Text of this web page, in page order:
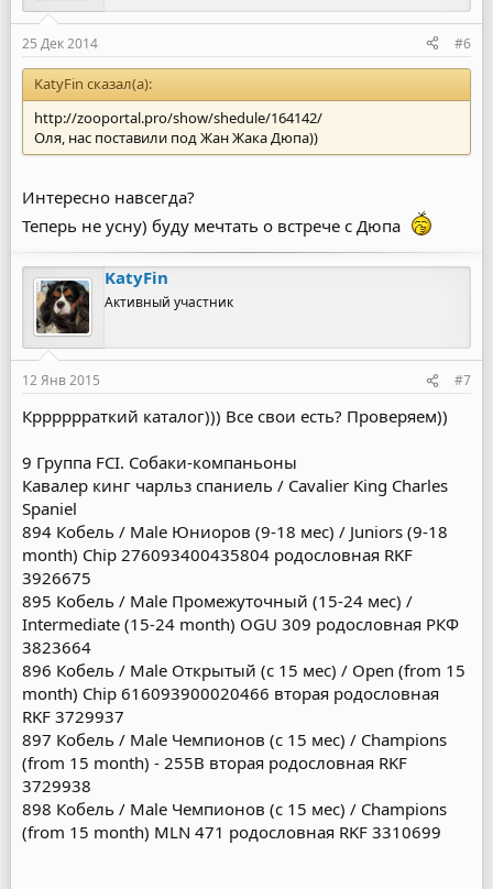
25 Дек 2014 #6
KatyFin сказал(а):
http://zooportal.pro/show/shedule/164142/
Оля, нас поставили под Жан Жака Дюпа))
Интересно навсегда?
Теперь не усну) буду мечтать о встрече с Дюпа
KatyFin
Активный участник
12 Янв 2015 #7
Крррррраткий каталог))) Все свои есть? Проверяем))
9 Группа FCI. Собаки-компаньоны
Кавалер кинг чарльз спаниель / Cavalier King Charles
Spaniel
894 Кобель / Male Юниоров (9-18 мес) / Juniors (9-18
month) Chip 276093400435804 родословная RKF
3926675
895 Кобель / Male Промежуточный (15-24 мес) /
Intermediate (15-24 month) OGU 309 родословная РКФ
3823664
896 Кобель / Male Открытый (с 15 мес) / Open (from 15
month) Chip 616093900020466 вторая родословная
RKF 3729937
897 Кобель / Male Чемпионов (с 15 мес) / Champions
(from 15 month) - 255B вторая родословная RKF
3729938
898 Кобель / Male Чемпионов (с 15 мес) / Champions
(from 15 month) MLN 471 родословная RKF 3310699